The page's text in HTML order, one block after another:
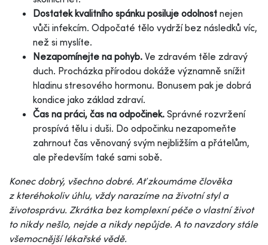
Dostatek kvalitního spánku posiluje odolnost nejen
vůči infekcím. Odpočaté tělo vydrží bez následků víc,
než si myslíte.
Nezapomínejte na pohyb. Ve zdravém těle zdravý
duch. Procházka přírodou dokáže významně snížit
hladinu stresového hormonu. Bonusem pak je dobrá
kondice jako základ zdraví.
Čas na práci, čas na odpočinek. Správné rozvržení
prospívá tělu i duši. Do odpočinku nezapomeňte
zahrnout čas věnovaný svým nejbližším a přátelům,
ale především také sami sobě.
Konec dobrý, všechno dobré. Ať zkoumáme člověka
z kteréhokoliv úhlu, vždy narazíme na životní styl a
životosprávu. Zkrátka bez komplexní péče o vlastní život
to nikdy nešlo, nejde a nikdy nepůjde. A to navzdory stále
všemocnější lékařské vědě.